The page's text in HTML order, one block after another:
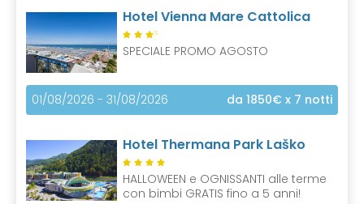
Hotel Vienna Mare Cattolica
S
SPECIALE PROMO AGOSTO
01/08/2026 - 31/08/2026 da 1850€ x 7 notti
Hotel Thermana Park Laško
HALLOWEEN e OGNISSANTI alle terme
con bimbi GRATIS fino a 5 anni!